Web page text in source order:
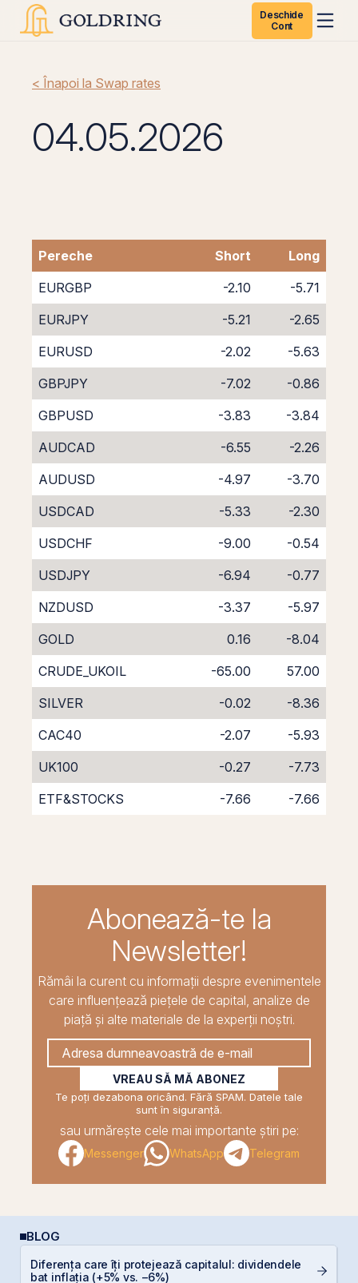
Deschide
Cont
< Înapoi la Swap rates
04.05.2026
Pereche Short
Long
EURGBP
-2.10
-5.71
EURJPY
-5.21
-2.65
EURUSD
-2.02
-5.63
GBPJPY
-7.02
-0.86
GBPUSD
-3.83
-3.84
AUDCAD
-6.55
-2.26
AUDUSD
-4.97
-3.70
USDCAD
-5.33
-2.30
USDCHF
-9.00
-0.54
USDJPY
-6.94
-0.77
NZDUSD
-3.37
-5.97
GOLD
0.16
-8.04
CRUDE_UKOIL
-65.00
57.00
SILVER
-0.02
-8.36
CAC40
-2.07
-5.93
UK100
-0.27
-7.73
ETF&STOCKS
-7.66 -7.66
Abonează-te la
Newsletter!
Rămâi la curent cu informații despre evenimentele
care influențează piețele de capital, analize de
piață și alte materiale de la experții noștri.
VREAU SĂ MĂ ABONEZ
Te poți dezabona oricând. Fără SPAM. Datele tale
sunt în siguranță.
sau urmărește cele mai importante știri pe:
Messenger WhatsApp Telegram
BLOG
Diferența care îți protejează capitalul: dividendele
bat inflația (+5% vs. −6%)